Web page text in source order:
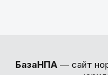
БазаНПА — сайт